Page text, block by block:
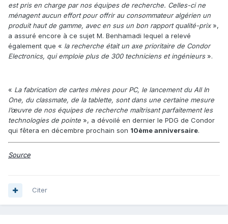
est pris en charge par nos équipes de recherche. Celles-ci ne
ménagent aucun effort pour offrir au consommateur algérien un
produit haut de gamme, avec en sus un bon rapport qualité-prix»,
a assuré encore à ce sujet M. Benhamadi lequel a relevé
également que « la recherche était un axe prioritaire de Condor
Electronics, qui emploie plus de 300 techniciens et ingénieurs».
« La fabrication de cartes mères pour PC, le lancement du All In
One, du classmate, de la tablette, sont dans une certaine mesure
l’œuvre de nos équipes de recherche maîtrisant parfaitement les
technologies de pointe », a dévoilé en dernier le PDG de Condor
qui fêtera en décembre prochain son 10ème anniversaire.
Source
Citer